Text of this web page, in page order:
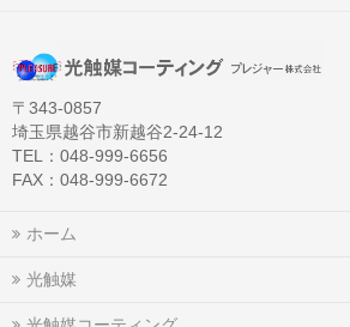
〒343-0857
埼玉県越谷市新越谷2-24-12
TEL：048-999-6656
FAX：048-999-6672
ホーム
光触媒